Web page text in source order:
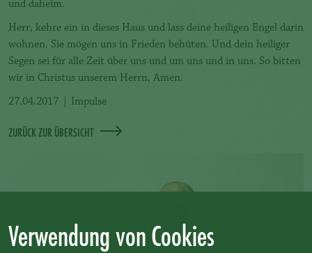
und daheim.
Herr, kehre ein in dieses Haus und lass deine heiligen Engel darin
wohnen. Sie mögen uns in Frieden behüten. Und dein heiliger
Segen sei für alle Zeit über uns und um uns und in uns. So bitten
wir in Christus unserem Herrn, Amen.
27.04.2017 Impulse
ZURÜCK ZUR ÜBERSICHT
Verwendung von Cookies